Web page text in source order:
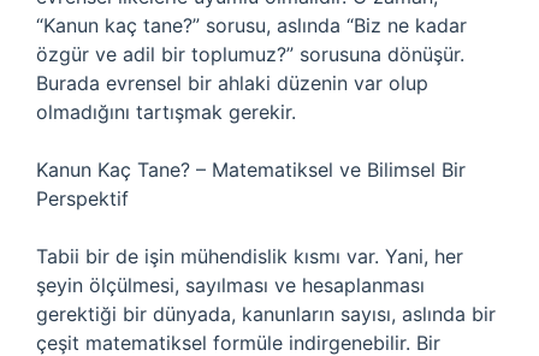
“Kanun kaç tane?” sorusu, aslında “Biz ne kadar
özgür ve adil bir toplumuz?” sorusuna dönüşür.
Burada evrensel bir ahlaki düzenin var olup
olmadığını tartışmak gerekir.
Kanun Kaç Tane? – Matematiksel ve Bilimsel Bir
Perspektif
Tabii bir de işin mühendislik kısmı var. Yani, her
şeyin ölçülmesi, sayılması ve hesaplanması
gerektiği bir dünyada, kanunların sayısı, aslında bir
çeşit matematiksel formüle indirgenebilir. Bir